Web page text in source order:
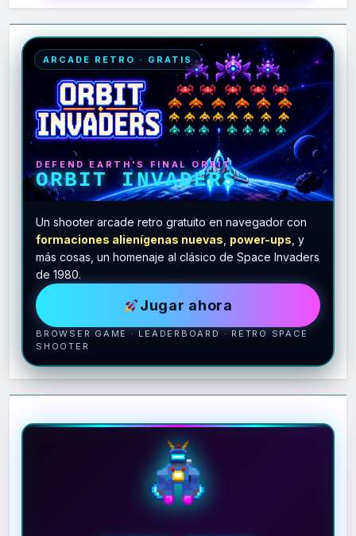
ARCADE RETRO · GRATIS
DEFEND EARTH'S FINAL ORBIT
ORBIT INVADERS
Un shooter arcade retro gratuito en navegador con
formaciones alienígenas nuevas power-ups , y
más cosas, un homenaje al clásico de Space Invaders
de 1980.
Jugar ahora
BROWSER GAME · LEADERBOARD · RETRO SPACE
SHOOTER